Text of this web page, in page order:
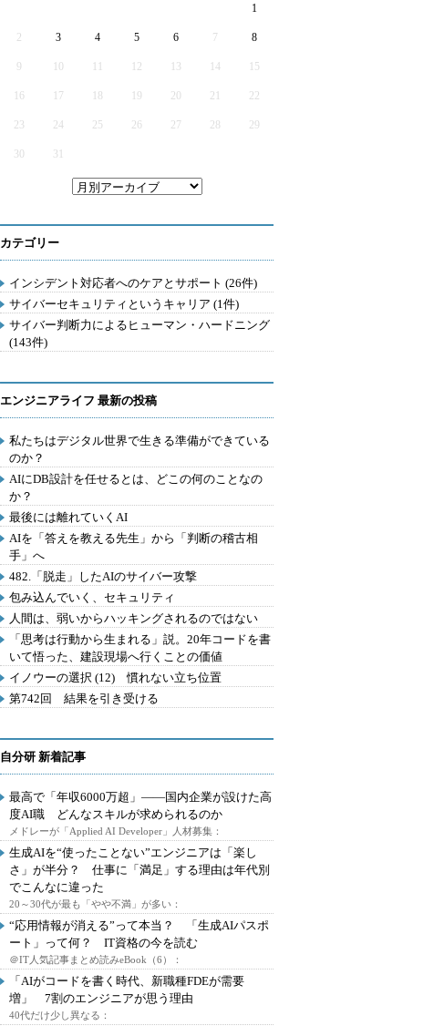
1
2 3 4 5 6 7 8
9 12 13 14 15
16 17 19 20 21 22
23 24 25 26 27 28 29
30 31
カテゴリー
インシデント対応者へのケアとサポート (26件)
サイバーセキュリティというキャリア (1件)
サイバー判断力によるヒューマン・ハードニング
(143件)
エンジニアライフ 最新の投稿
私たちはデジタル世界で生きる準備ができている
のか？
AIにDB設計を任せるとは、どこの何のことなの
か？
最後には離れていくAI
AIを「答えを教える先生」から「判断の稽古相
手」へ
482.「脱走」したAIのサイバー攻撃
包み込んでいく、セキュリティ
人間は、弱いからハッキングされるのではない
「思考は行動から生まれる」説。20年コードを書
いて悟った、建設現場へ行くことの価値
イノウーの選択 (12) 慣れない立ち位置
第742回 結果を引き受ける
自分研 新着記事
最高で「年収6000万超」――国内企業が設けた高
度AI職 どんなスキルが求められるのか
メドレーが「Applied AI Developer」人材募集：
生成AIを“使ったことない”エンジニアは「楽し
さ」が半分？ 仕事に「満足」する理由は年代別
でこんなに違った
20～30代が最も「やや不満」が多い：
“応用情報が消える”って本当？ 「生成AIパスポ
ート」って何？ IT資格の今を読む
＠IT人気記事まとめ読みeBook（6）：
「AIがコードを書く時代、新職種FDEが需要
増」 7割のエンジニアが思う理由
40代だけ少し異なる：